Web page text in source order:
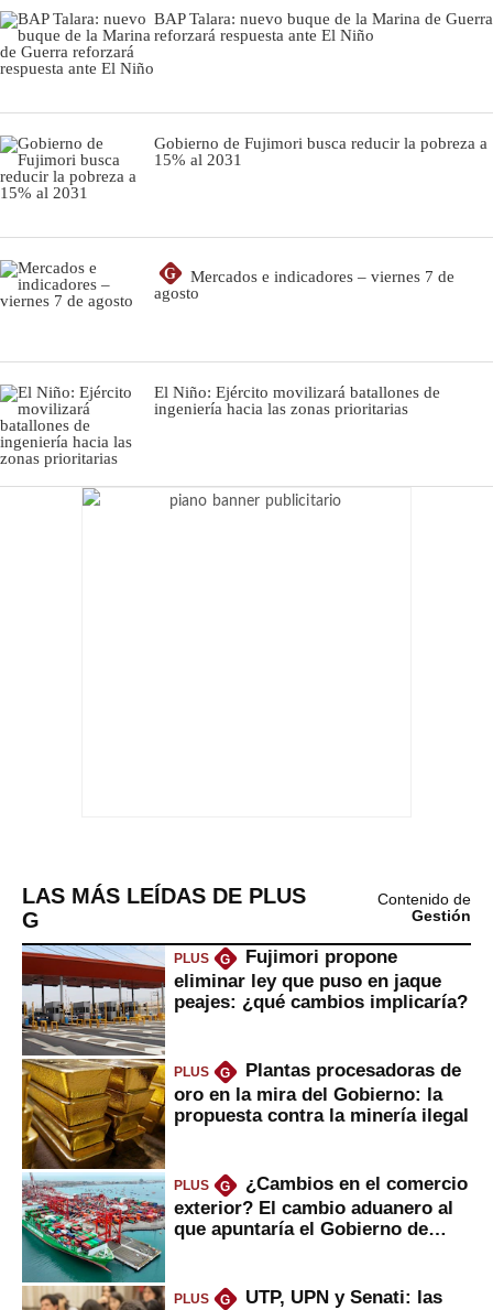
BAP Talara: nuevo buque de la Marina de Guerra
reforzará respuesta ante El Niño
Gobierno de Fujimori busca reducir la pobreza a
15% al 2031
G
Mercados e indicadores – viernes 7 de
agosto
El Niño: Ejército movilizará batallones de
ingeniería hacia las zonas prioritarias
LAS MÁS LEÍDAS DE PLUS
G
Contenido de
Gestión
PLUS G
Fujimori propone
eliminar ley que puso en jaque
peajes: ¿qué cambios implicaría?
PLUS G
Plantas procesadoras de
oro en la mira del Gobierno: la
propuesta contra la minería ilegal
PLUS G
¿Cambios en el comercio
exterior? El cambio aduanero al
que apuntaría el Gobierno de
PLUS G
UTP, UPN y Senati: las